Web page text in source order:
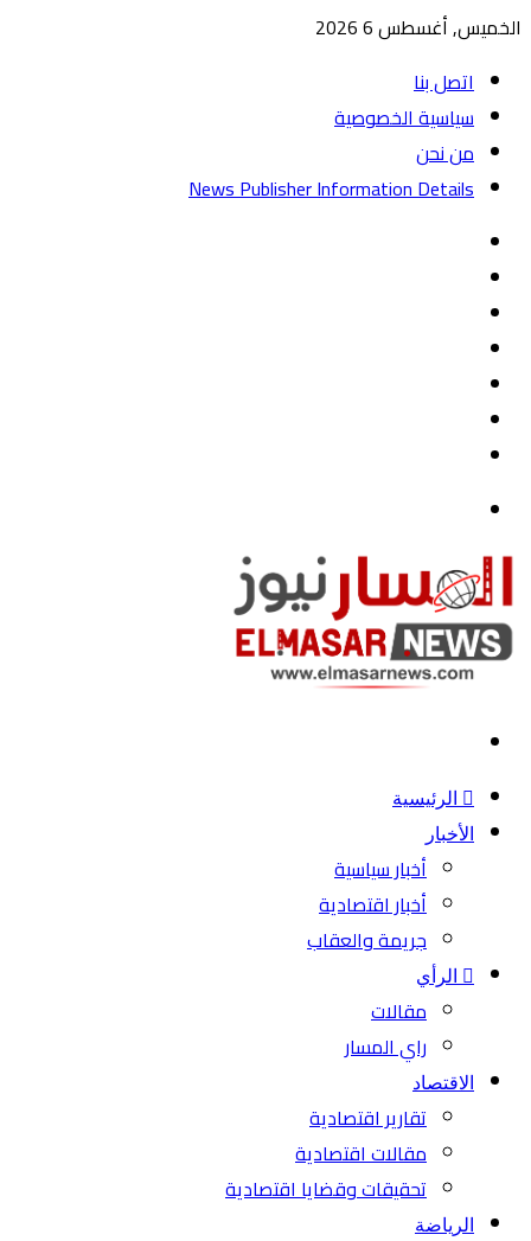
الخميس, أغسطس 6 2026
اتصل بنا
سياسية الخصوصية
من نحن
News Publisher Information Details
الرئيسية
الأخبار
أخبار سياسية
أخبار اقتصادية
جريمة والعقاب
الرأي
مقالات
راي المسار
الاقتصاد
تقارير اقتصادية
مقالات اقتصادية
تحقيقات وقضايا اقتصادية
الرياضة